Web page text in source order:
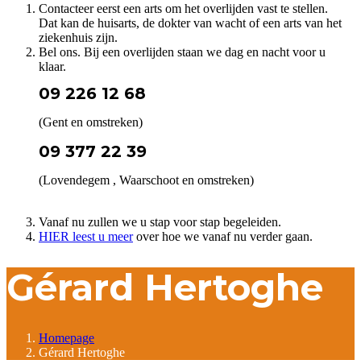
Contacteer eerst een arts om het overlijden vast te stellen.
Dat kan de huisarts, de dokter van wacht of een arts van het
ziekenhuis zijn.
Bel ons. Bij een overlijden staan we dag en nacht voor u
klaar.
09 226 12 68
(Gent en omstreken)
09 377 22 39
(Lovendegem , Waarschoot en omstreken)
Vanaf nu zullen we u stap voor stap begeleiden.
HIER leest u meerover hoe we vanaf nu verder gaan.
Gérard Hertoghe
Homepage
Gérard Hertoghe